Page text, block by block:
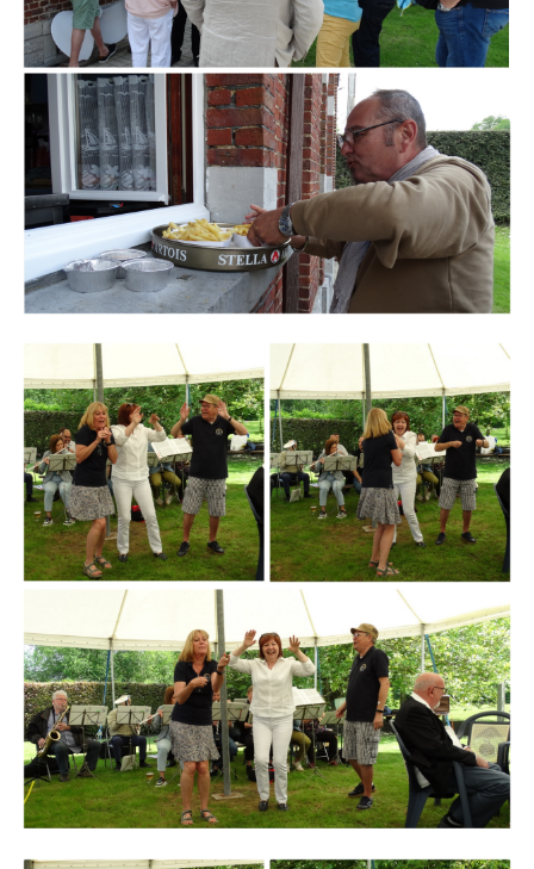
Branding
ARMCHAIR
Branding